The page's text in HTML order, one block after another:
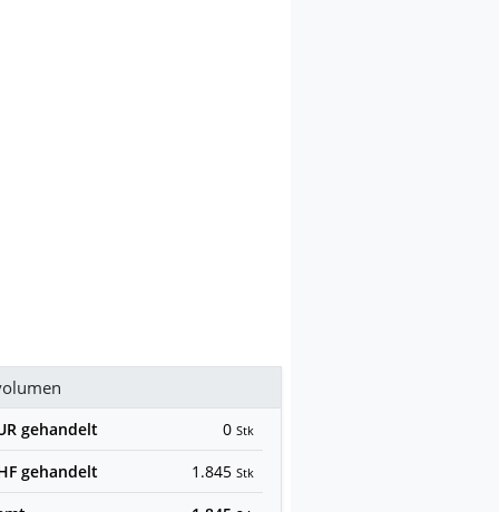
gehandelt 0 Stk
gehandelt 1.845 Stk